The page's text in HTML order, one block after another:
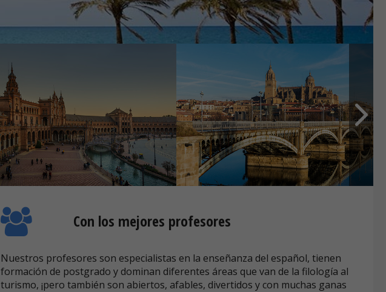
Con los mejores profesores
Nuestros profesores son especialistas en la enseñanza del español, tienen
formación de postgrado y dominan diferentes áreas que van de la filología al
turismo, ¡pero también son abiertos, afables, divertidos y con muchas ganas